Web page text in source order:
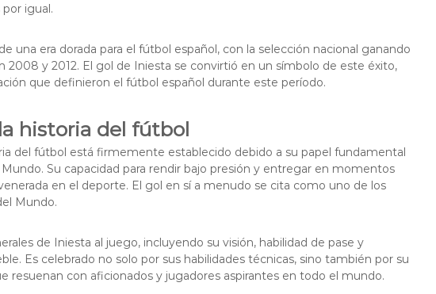
igual.
una era dorada para el fútbol español, con la selección nacional ganando
2008 y 2012. El gol de Iniesta se convirtió en un símbolo de este éxito,
que definieron el fútbol español durante este período.
historia del fútbol
del fútbol está firmemente establecido debido a su papel fundamental
Su capacidad para rendir bajo presión y entregar en momentos
en el deporte. El gol en sí a menudo se cita como uno de los
Mundo.
de Iniesta al juego, incluyendo su visión, habilidad de pase y
Es celebrado no solo por sus habilidades técnicas, sino también por su
resuenan con aficionados y jugadores aspirantes en todo el mundo.